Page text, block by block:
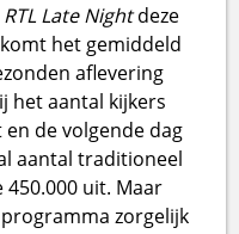
RTL Late Nightdeze
het gemiddeld
aflevering
het aantal kijkers
de volgende dag
aantal traditioneel
uit. Maar
zorgelijk